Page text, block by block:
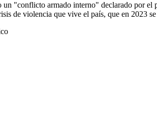
"conflicto armado interno" declarado por
de violencia que vive el país, que en 2023